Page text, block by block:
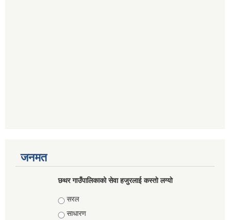
जनमत
छथर गाउँपालिकाको सेवा हजुरलाई कस्तो लग्यो
Choices
सरल
साधारण